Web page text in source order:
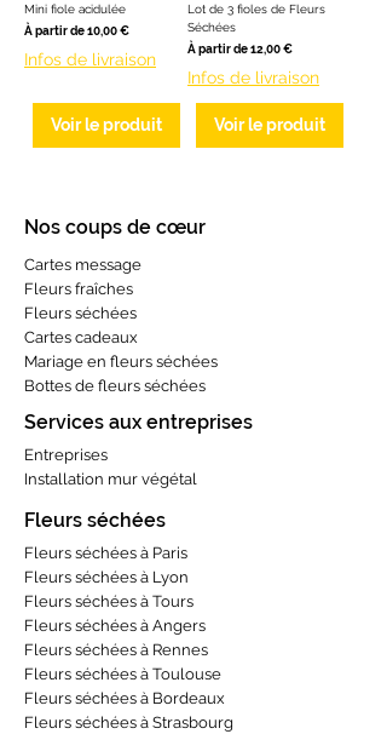
Mini fiole acidulée
À partir de10,00 €
Prix promotionnel
Infos de livraison
Voir le produit
Lot de 3 fioles de Fleurs
Séchées
À partir de12,00 €
Prix promotionnel
Infos de livraison
Voir le produit
Nos coups de cœur
Cartes message
Fleurs fraîches
Fleurs séchées
Cartes cadeaux
Mariage en fleurs séchées
Bottes de fleurs séchées
Services aux entreprises
Entreprises
Installation mur végétal
Fleurs séchées
Fleurs séchées à Paris
Fleurs séchées à Lyon
Fleurs séchées à Tours
Fleurs séchées à Angers
Fleurs séchées à Rennes
Fleurs séchées à Toulouse
Fleurs séchées à Bordeaux
Fleurs séchées à Strasbourg